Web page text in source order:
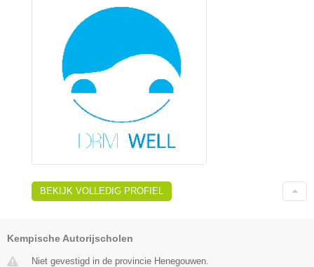
BEKIJK VOLLEDIG PROFIEL
Kempische Autorijscholen
Niet gevestigd in de provincie Henegouwen.